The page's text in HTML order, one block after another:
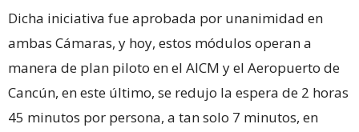
Dicha iniciativa fue aprobada por unanimidad en
ambas Cámaras, y hoy, estos módulos operan a
manera de plan piloto en el AICM y el Aeropuerto de
Cancún, en este último, se redujo la espera de 2 horas
45 minutos por persona, a tan solo 7 minutos, en